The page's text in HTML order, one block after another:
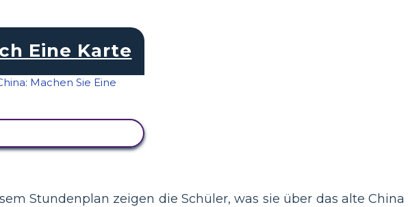
Eine Karte
Stundenplan zeigen die Schüler, was sie über das alte